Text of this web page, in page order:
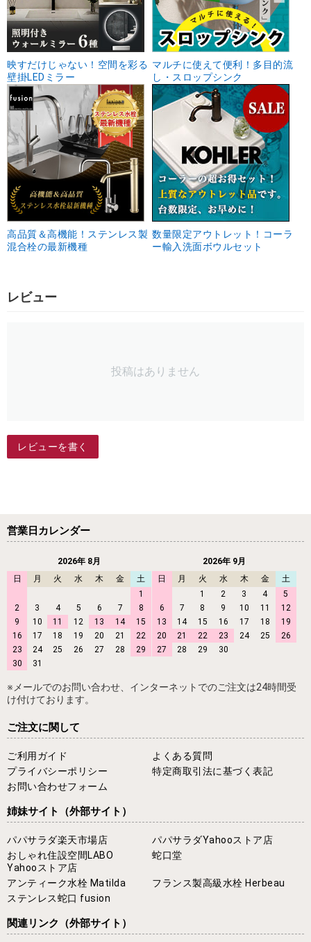
映すだけじゃない！空間を彩る
壁掛LEDミラー
マルチに使えて便利！多目的流
し・スロップシンク
高品質＆高機能！ステンレス製
混合栓の最新機種
数量限定アウトレット！コーラ
ー輸入洗面ボウルセット
レビュー
投稿はありません
レビューを書く
営業日カレンダー
2026年 8月
日
月 火 水 木 金
土
1
2
3 4 5 6 7
8
9
10 11 12 13 14
15
16
17 18 19 20 21
22
23
24 25 26 27 28
29
30
31
2026年 9月
日
月 火 水 木 金
土
1
2 3 4
5
6
7 8 9 10 11
12
13
14 15 16 17 18
19
20
21 22 23 24 25
26
27
28 29 30
※メールでのお問い合わせ、インターネットでのご注文は24時間受
け付けております。
ご注文に関して
ご利用ガイド
よくある質問
プライバシーポリシー
特定商取引法に基づく表記
お問い合わせフォーム
姉妹サイト （外部サイト）
パパサラダ楽天市場店
パパサラダYahooストア店
おしゃれ住設空間LABO
Yahooストア店
蛇口堂
アンティーク水栓 Matilda
フランス製高級水栓 Herbeau
ステンレス蛇口 fusion
関連リンク （外部サイト）